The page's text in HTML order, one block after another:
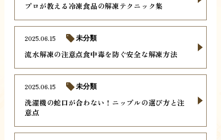
プロが教える冷凍食品の解凍テクニック集
流水解凍の注意点食中毒を防ぐ安全な解凍方法
2025.06.15 未分類
洗濯機の蛇口が合わない！ニップルの選び方と注
意点
2025.06.15 未分類